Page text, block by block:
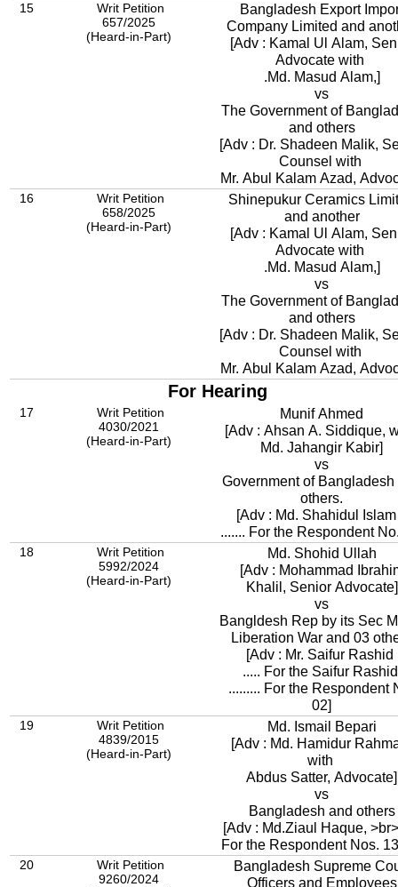
15
Writ Petition
657/2025
(Heard-in-Part)
Bangladesh Export
Company Limited
[Adv : Kamal Ul Alam,
Advocate with
.Md. Masud Alam,]
vs
The Government of
and others
[Adv : Dr. Shadeen Malik,
Counsel with
Mr. Abul Kalam Azad,
16
Writ Petition
658/2025
(Heard-in-Part)
Shinepukur Ceramics
and another
[Adv : Kamal Ul Alam,
Advocate with
.Md. Masud Alam,]
vs
The Government of
and others
[Adv : Dr. Shadeen Malik,
Counsel with
Mr. Abul Kalam Azad,
For Hearing
17
Writ Petition
4030/2021
(Heard-in-Part)
Munif Ahmed
[Adv : Ahsan A. Siddique,
Md. Jahangir Kabir]
vs
Government of Bangladesh
others.
[Adv : Md. Shahidul
....... For the Respondent
18
Writ Petition
5992/2024
(Heard-in-Part)
Md. Shohid Ullah
[Adv : Mohammad
Khalil, Senior Advocate]
vs
Bangldesh Rep by its Sec
Liberation War and 03
[Adv : Mr. Saifur Rashid
..... For the Saifur
......... For the Respondent
02]
19
Writ Petition
4839/2015
(Heard-in-Part)
Md. Ismail Bepari
[Adv : Md. Hamidur
with
Abdus Satter, Advocate]
vs
Bangladesh and others
[Adv : Md.Ziaul Haque,
For the Respondent Nos.
20
Writ Petition
9260/2024
Bangladesh Supreme
Officers and Employees